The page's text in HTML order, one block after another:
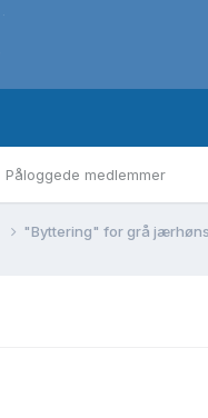
Påloggede medlemmer
"Byttering" for grå